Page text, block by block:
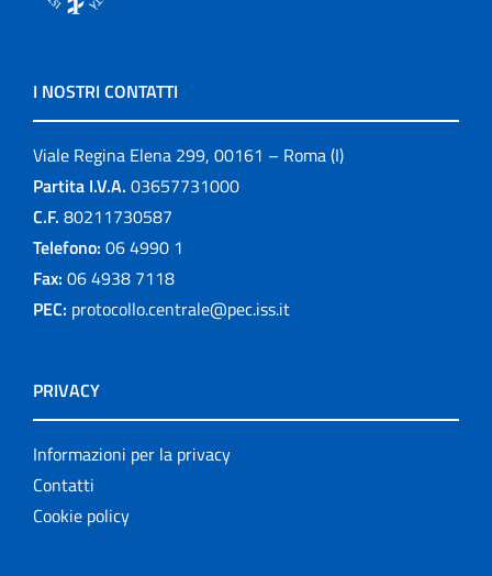
I NOSTRI CONTATTI
Viale Regina Elena 299, 00161 – Roma (I)
Partita I.V.A. 03657731000
C.F. 80211730587
Telefono: 06 4990 1
Fax: 06 4938 7118
PEC: protocollo.centrale@pec.iss.it
PRIVACY
Informazioni per la privacy
Contatti
Cookie policy